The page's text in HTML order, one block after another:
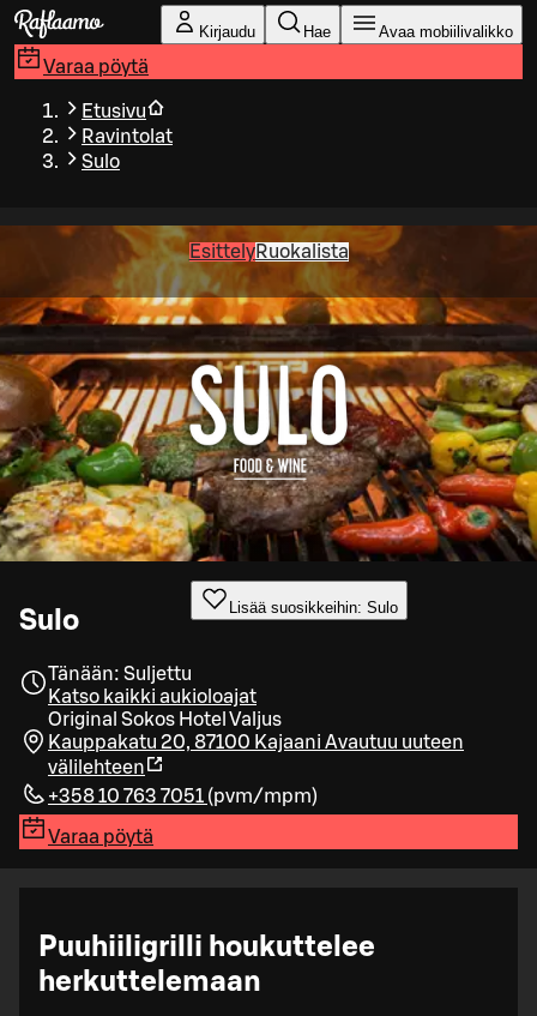
Siirry pääsisältöön
Kirjaudu Hae Avaa mobiilivalikko
Varaa pöytä
Etusivu
Ravintolat
Sulo
EsittelyRuokalista
Sulo Lisää suosikkeihin: Sulo
Tänään: Suljettu
Katso kaikki aukioloajat
Original Sokos Hotel Valjus
Kauppakatu 20, 87100 Kajaani Avautuu uuteen
välilehteen
+358 10 763 7051 (pvm/mpm)
Varaa pöytä
Puuhiiligrilli houkuttelee
herkuttelemaan